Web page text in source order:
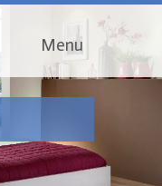
Menu